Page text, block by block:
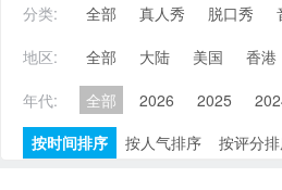
分类: 全部 真人秀 脱口秀
地区:
全部 大陆 美国 香港
年代:
全部 2026 2025
按时间排序
按人气排序 按评分